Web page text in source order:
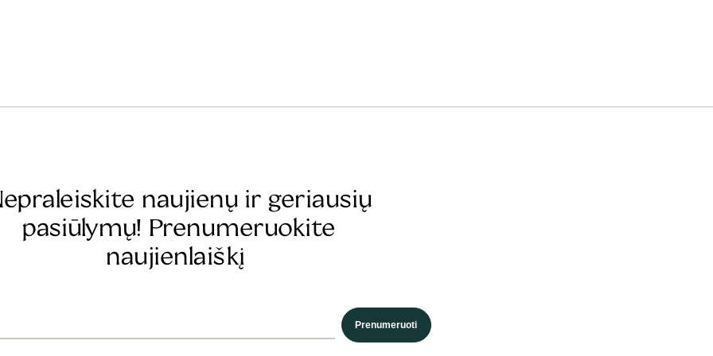
naujienų ir geriausių
pasiūlymų! Prenumeruokite
naujienlaiškį
Prenumeruoti